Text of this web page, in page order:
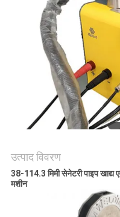
गोपनीयता
उत्पाद विवरण
38-114.3 मिमी सेनेटरी पाइप खाद्य
मशीन